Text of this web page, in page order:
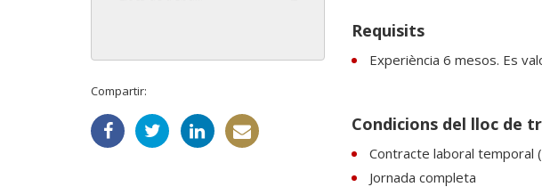
Compartir:
Requisits
Experiència 6 mesos. Es
Condicions del lloc de
Contracte laboral temporal
Jornada completa